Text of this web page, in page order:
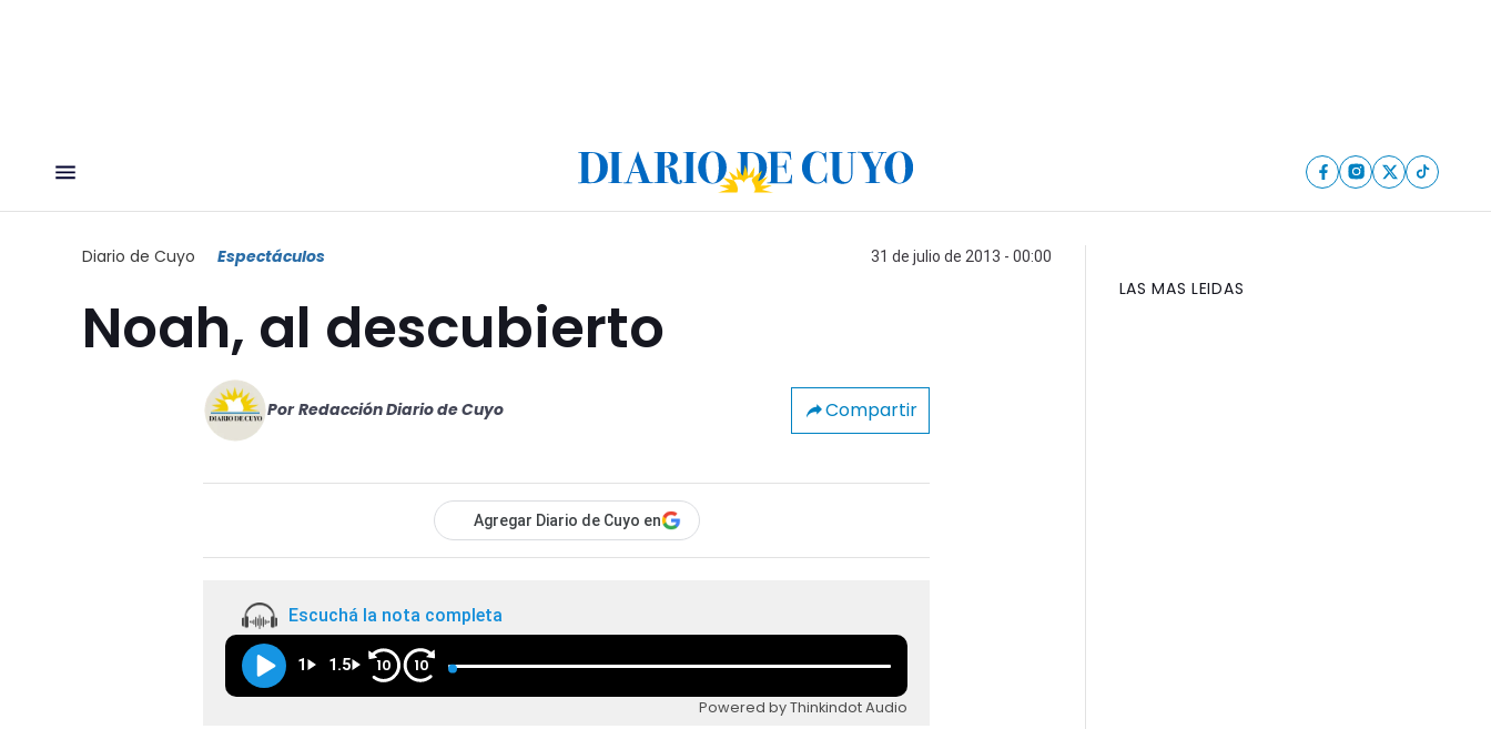
Diario de Cuyo Espectáculos 31 de julio de 2013 - 00:00
Noah, al descubierto
Por Redacción Diario de Cuyo Compartir
Agregar Diario de Cuyo en
Escuchá la nota completa
1 1.5 10 10
Powered by Thinkindot Audio
LAS MAS LEIDAS